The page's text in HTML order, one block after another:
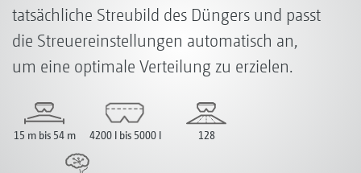
tatsächliche Streubild des Düngers und passt
die Streuereinstellungen automatisch an,
um eine optimale Verteilung zu erzielen.
15 m bis 54 m 4200 l bis 5000 l 128